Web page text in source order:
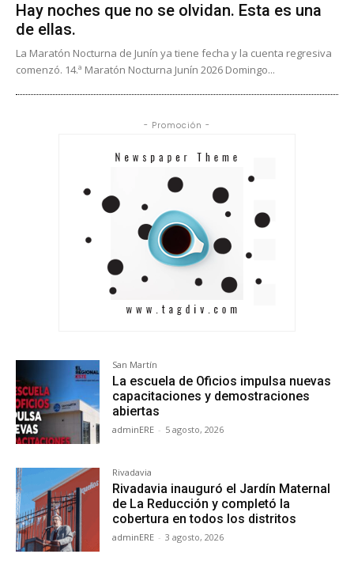
Hay noches que no se olvidan. Esta es una
de ellas.
La Maratón Nocturna de Junín ya tiene fecha y la cuenta regresiva
comenzó. 14.ª Maratón Nocturna Junín 2026 Domingo...
- Promoción -
San Martín
La escuela de Oficios impulsa nuevas
capacitaciones y demostraciones
abiertas
adminERE - 5 agosto, 2026
Rivadavia
Rivadavia inauguró el Jardín Maternal
de La Reducción y completó la
cobertura en todos los distritos
adminERE - 3 agosto, 2026